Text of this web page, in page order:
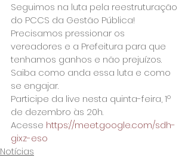
Seguimos na luta pela reestruturação
do PCCS da Gestão Pública!
Precisamos pressionar os
vereadores e a Prefeitura para que
tenhamos ganhos e não prejuízos.
Saiba como anda essa luta e como
se engajar.
Participe da live nesta quinta-feira, 1º
de dezembro às 20h.
Acesse https://meet.google.com/sdh-
gixz-eso
Notícias